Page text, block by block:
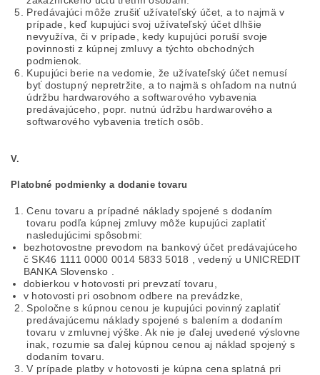
Predávajúci môže zrušiť užívateľský účet, a to najmä v
prípade, keď kupujúci svoj užívateľský účet dlhšie
nevyužíva, či v prípade, kedy kupujúci poruší svoje
povinnosti z kúpnej zmluvy a týchto obchodných
podmienok.
Kupujúci berie na vedomie, že užívateľský účet nemusí
byť dostupný nepretržite, a to najmä s ohľadom na nutnú
údržbu hardwarového a softwarového vybavenia
predávajúceho, popr. nutnú údržbu hardwarového a
softwarového vybavenia tretích osôb.
V.
Platobné podmienky a dodanie tovaru
Cenu tovaru a prípadné náklady spojené s dodaním
tovaru podľa kúpnej zmluvy môže kupujúci zaplatiť
nasledujúcimi spôsobmi:
bezhotovostne prevodom na bankový účet predávajúceho
č SK46 1111 0000 0014 5833 5018 , vedený u UNICREDIT
BANKA Slovensko .
dobierkou v hotovosti pri prevzatí tovaru,
v hotovosti pri osobnom odbere na prevádzke,
Spoločne s kúpnou cenou je kupujúci povinný zaplatiť
predávajúcemu náklady spojené s balením a dodaním
tovaru v zmluvnej výške. Ak nie je ďalej uvedené výslovne
inak, rozumie sa ďalej kúpnou cenou aj náklad spojený s
dodaním tovaru.
V prípade platby v hotovosti je kúpna cena splatná pri